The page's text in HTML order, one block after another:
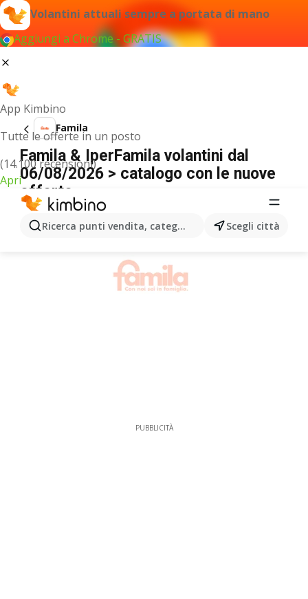
Volantini attuali sempre a portata di mano
Aggiungi a Chrome - GRATIS
App Kimbino
Tutte le offerte in un posto
(14.100 recensioni)
Apri
Ricerca punti vendita, categorie, prodotti...Scegli città
Famila
Famila & IperFamila volantini dal
06/08/2026 > catalogo con le nuove
offerte
PUBBLICITÀ